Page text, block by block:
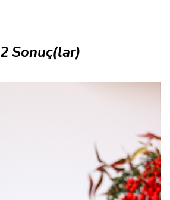
2 Sonuç(lar)